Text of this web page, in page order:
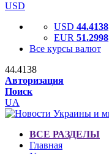
USD
USD 44.4138
EUR 51.2998
Все курсы валют
44.4138
Авторизация
Поиск
UA
ВСЕ РАЗДЕЛЫ
Главная